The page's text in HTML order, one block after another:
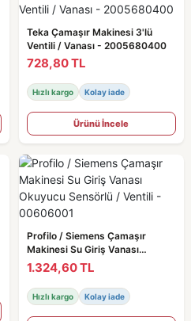
Teka Çamaşır Makinesi 3'lü
Ventili / Vanası - 2005680400
728,80 TL
Hızlı kargo Kolay iade
Ürünü İncele
Profilo / Siemens Çamaşır
Makinesi Su Giriş Vanası
Okuyucu Sensörlü / Ventili -
00606001
1.324,60 TL
Hızlı kargo Kolay iade